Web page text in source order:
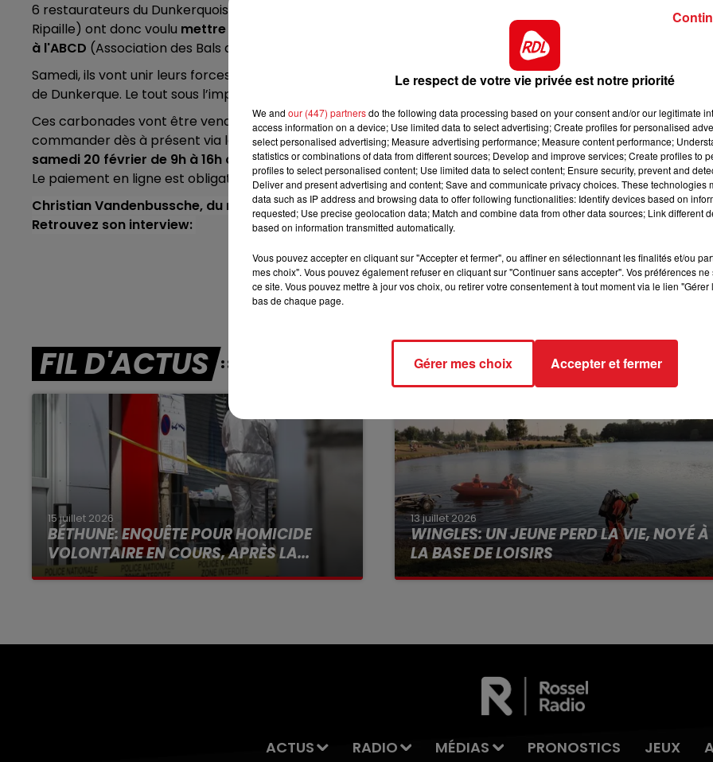
LE JUKEBOX RDL
7h00 - 10h00
DEBOUT C'EST L'HEURE
6 restaurateurs du Dunkerquois (Le Koestal, La Cocotte, Aux Maboules, le Berguenard, le pt'it Dunkerque et la
Ripaille) ont donc voulu mettre à profit leur période de fermeture forcée pour mener une action en soutien
à l'ABCD (Association des Bals du Carnaval Dunkerquois)
Samedi, ils vont unir leurs forces, et leurs talents, pour concocter unecarbonade flamande géante, au
de Dunkerque. Le tout sous l’impulsion de Cacaille, le tambour major de la bande de Saint-Pol-Sur-Mer.
Ces carbonades vont être vendues au public, et tous les bénéfices seront reversés à l’ABCD. Vous pouvez
commander dès à présent via le site internetLa Ripaille.La distribution est prévue au local de l’ABCD, le
samedi 20 février de 9h à 16h ou le dimanche 21 février de 10h à 12h30. Le tarif est 15 euros, dessert
Le paiement en ligne est obligatoire, et sécurisé.
Christian Vandenbussche, du restaurant La Ripaille était l'invité d'Adrien et Claire ce matin, sur RDL:
Retrouvez son interview:
Écouter le podcast
FIL D'ACTUS
15 juillet 2026
BÉTHUNE: ENQUÊTE POUR HOMICIDE
VOLONTAIRE EN COURS, APRÈS LA...
Selon les premiers éléments, le logement
13 juillet 2026
WINGLES: UN JEUNE PERD LA VIE, NOYÉ À
LA BASE DE LOISIRS
La victime a coulé à pic
ACTUS RADIO MÉDIAS PRONOSTICS JEUX
Le respect de votre vie privée est notre priorité
We and our (447) partnersdo the following data processing based on your consent and/or our legitimate
access information on a device; Use limited data to select advertising; Create profiles for personalised
select personalised advertising; Measure advertising performance; Measure content performance;
statistics or combinations of data from different sources; Develop and improve services; Create profiles to
profiles to select personalised content; Use limited data to select content; Ensure security, prevent and
Deliver and present advertising and content; Save and communicate privacy choices. These technologies
data such as IP address and browsing data to offer following functionalities: Identify devices based on
requested; Use precise geolocation data; Match and combine data from other data sources; Link different
based on information transmitted automatically.
Vous pouvez accepter en cliquant sur "Accepter et fermer", ou affiner en sélectionnant les finalités et/ou
mes choix". Vous pouvez également refuser en cliquant sur "Continuer sans accepter". Vos préférences
ce site. Vous pouvez mettre à jour vos choix, ou retirer votre consentement à tout moment via le lien
bas de chaque page.
Gérer mes choix Accepter et fermer